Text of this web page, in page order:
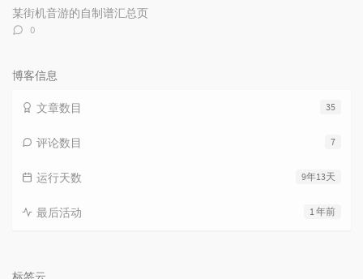
数：
某街机音游的自制谱汇总页
评
0
博客信息
35
文章数目
7
评论数目
9年13天
运行天数
1 年前
最后活动